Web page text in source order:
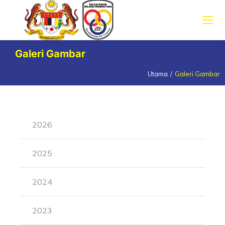
Galeri Gambar
Utama Galeri Gambar
2026
2025
2024
2023